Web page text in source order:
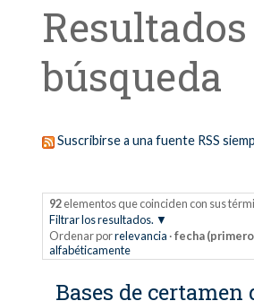
búsqueda
Suscribirse a una fuente RSS
92elementos que coinciden con sus
Filtrar los resultados.
Ordenar porrelevancia ·fecha (primero
alfabéticamente
Bases de certamen